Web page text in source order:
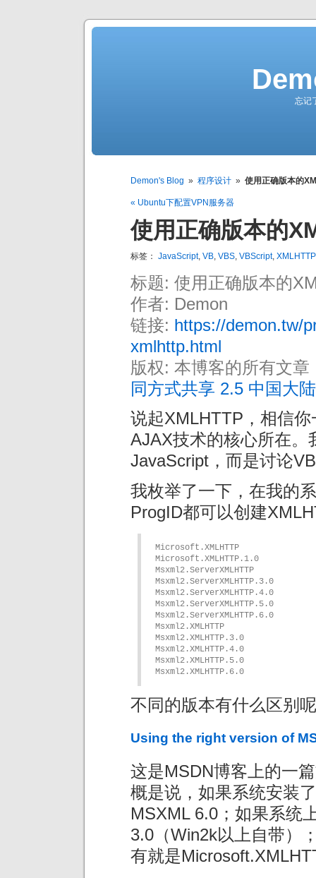
忘记
Demon's Blog » 程序设计 » 使用正确版本的
« Ubuntu下配置VPN服务器
使用正确版本的
标签： JavaScript, VB, VBS, VBScript, XMLHTTP
标题: 使用正确版本的
作者: Demon
链接: https://demon.tw/
xmlhttp.html
版权: 本博客的所有文章
同方式共享 2.5 中国大陆
说起XMLHTTP，相信
AJAX技术的核心所在。
JavaScript，而是讨论
我枚举了一下，在我的
ProgID都可以创建
Microsoft.XMLHTTP
Microsoft.XMLHTTP.1.0
Msxml2.ServerXMLHTTP
Msxml2.ServerXMLHTTP.3.0
Msxml2.ServerXMLHTTP.4.0
Msxml2.ServerXMLHTTP.5.0
Msxml2.ServerXMLHTTP.6.0
Msxml2.XMLHTTP
Msxml2.XMLHTTP.3.0
Msxml2.XMLHTTP.4.0
Msxml2.XMLHTTP.5.0
Msxml2.XMLHTTP.6.0
不同的版本有什么区别
Using the right version of
这是MSDN博客上的一
概是说，如果系统安装
MSXML 6.0；如果系统
3.0（Win2k以上自带）
有就是